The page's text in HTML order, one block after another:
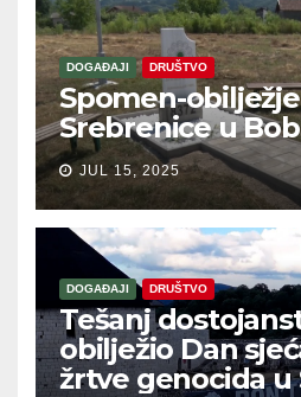
DOGAĐAJI DRUŠTVO
Spomen-
Srebrenice u
JUL 15, 2025
DOGAĐAJI DRUŠTVO
Tešanj
obilježio Dan
žrtve genocida u